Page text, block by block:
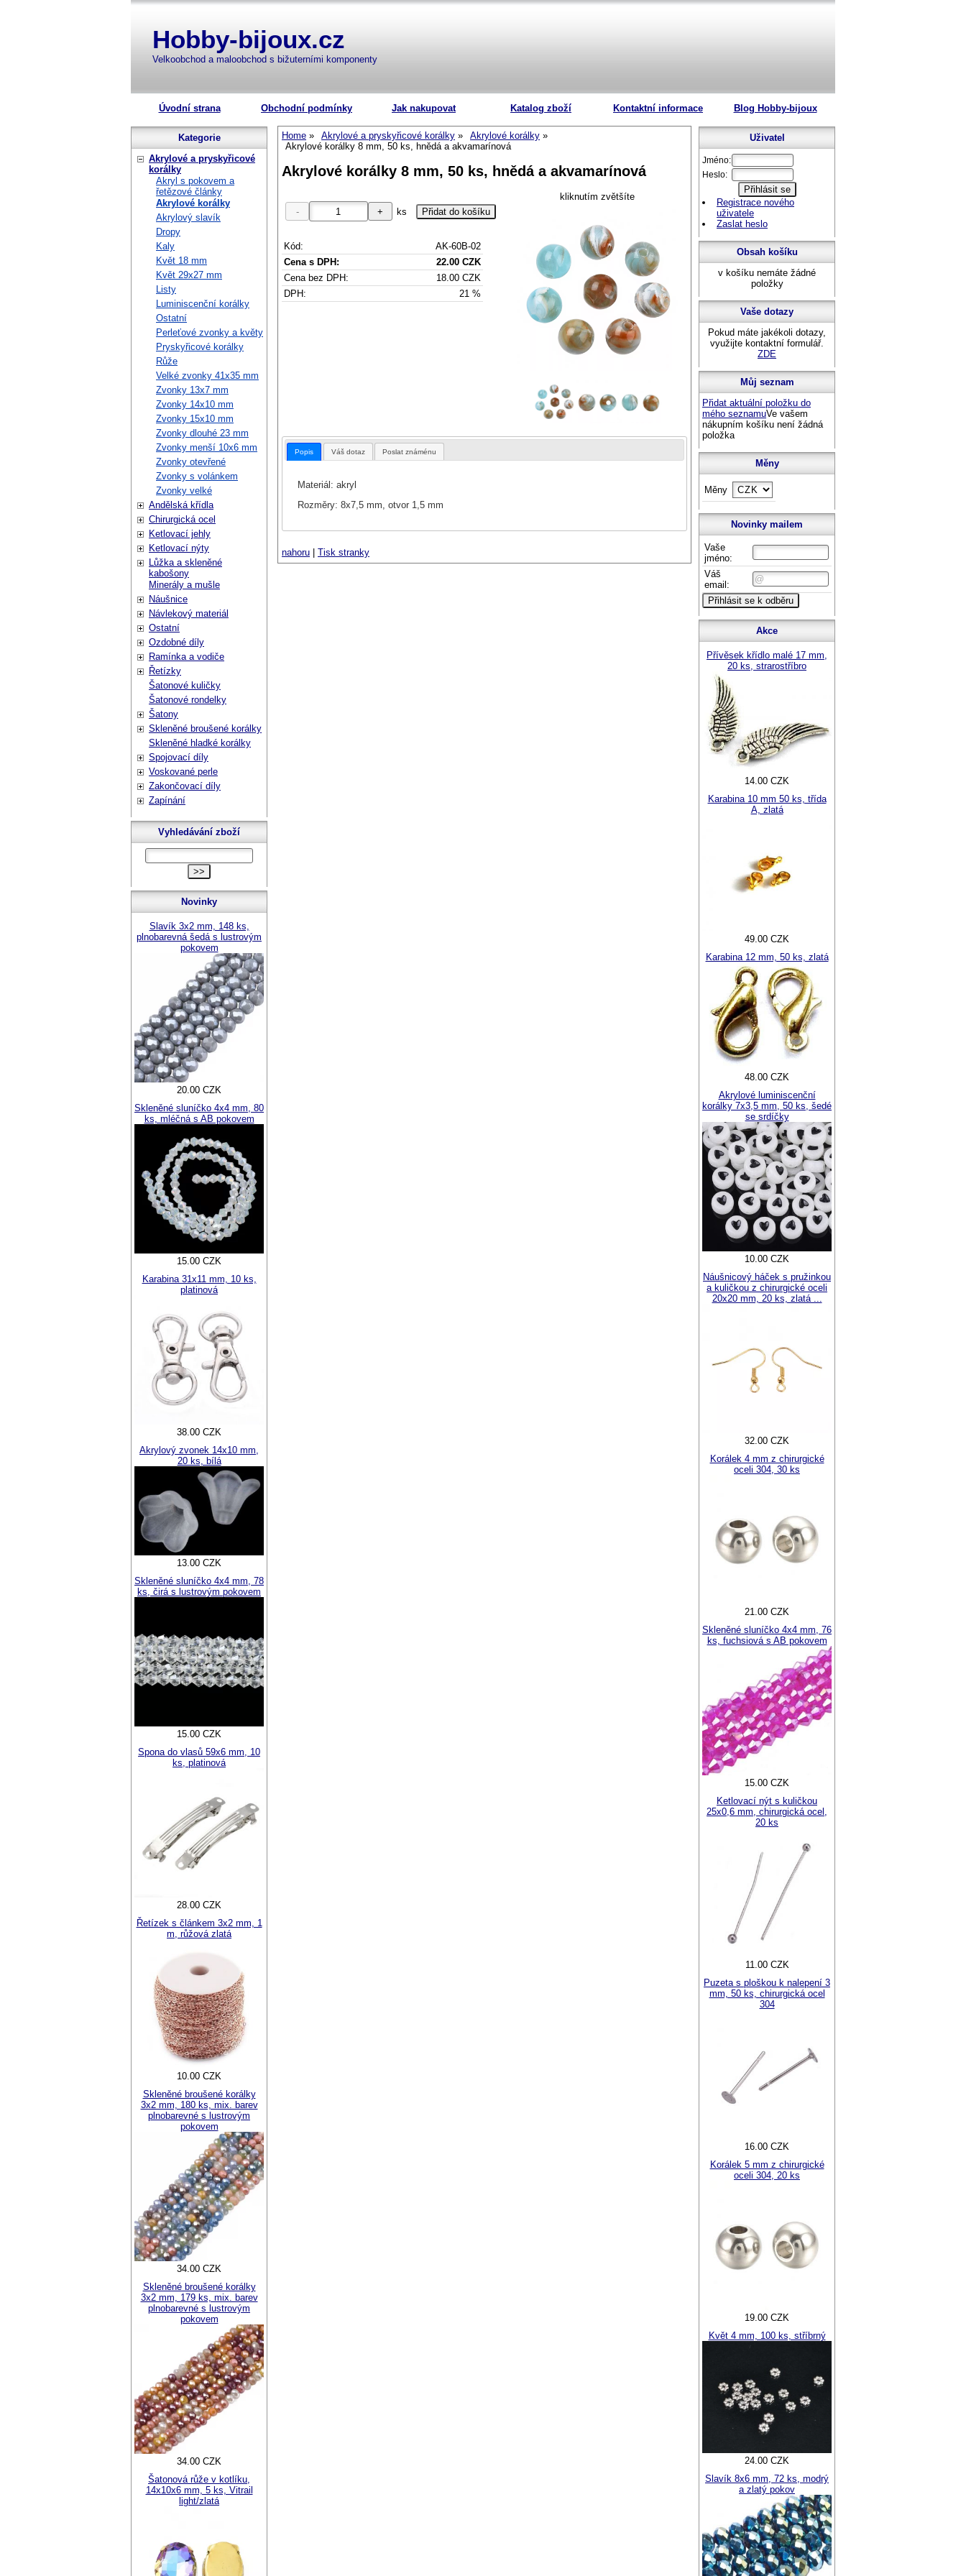
Hobby-bijoux.cz
Velkoobchod a maloobchod s bižuterními komponenty
Úvodní strana Obchodní podmínky Jak nakupovat Katalog zboží Kontaktní informace Blog Hobby-bijoux
Home Akrylové a pryskyřicové korálky
Akrylové korálky
Akrylové korálky 8 mm, 50 ks, hnědá a akvamarínová
Akrylové korálky 8 mm, 50 ks, hnědá a akvamarínová
kliknutím zvětšíte
ks
Kód:
AK-60B-02
Cena s DPH:
22.00 CZK
Cena bez DPH:
18.00 CZK
DPH:
21 %
Popis Váš dotaz Poslat známénu
Materiál: akryl
Rozměry: 8x7,5 mm, otvor 1,5 mm
nahoru Tisk stranky
Kategorie
Akrylové a pryskyřicové
korálky
Akryl s pokovem a
řetězové články
Akrylové korálky
Akrylový slavík
Dropy
Kaly
Květ 18 mm
Květ 29x27 mm
Listy
Luminiscenční korálky
Ostatní
Perleťové zvonky a květy
Pryskyřicové korálky
Růže
Velké zvonky 41x35 mm
Zvonky 13x7 mm
Zvonky 14x10 mm
Zvonky 15x10 mm
Zvonky dlouhé 23 mm
Zvonky menší 10x6 mm
Zvonky otevřené
Zvonky s volánkem
Zvonky velké
Andělská křídla
Chirurgická ocel
Ketlovací jehly
Ketlovací nýty
Lůžka a skleněné
kabošony
Minerály a mušle
Náušnice
Návlekový materiál
Ostatní
Ozdobné díly
Ramínka a vodiče
Řetízky
Šatonové kuličky
Šatonové rondelky
Šatony
Skleněné broušené korálky
Skleněné hladké korálky
Spojovací díly
Voskované perle
Zakončovací díly
Zapínání
Vyhledávání zboží
Novinky
Slavík 3x2 mm, 148 ks,
plnobarevná šedá s lustrovým
pokovem
20.00 CZK
Skleněné sluníčko 4x4 mm, 80
ks, mléčná s AB pokovem
15.00 CZK
Karabina 31x11 mm, 10 ks,
platinová
38.00 CZK
Akrylový zvonek 14x10 mm,
20 ks, bílá
13.00 CZK
Skleněné sluníčko 4x4 mm, 78
ks, čirá s lustrovým pokovem
15.00 CZK
Spona do vlasů 59x6 mm, 10
ks, platinová
28.00 CZK
Řetízek s článkem 3x2 mm, 1
m, růžová zlatá
10.00 CZK
Skleněné broušené korálky
3x2 mm, 180 ks, mix. barev
plnobarevné s lustrovým
pokovem
34.00 CZK
Skleněné broušené korálky
3x2 mm, 179 ks, mix. barev
plnobarevné s lustrovým
pokovem
34.00 CZK
Šatonová růže v kotlíku,
14x10x6 mm, 5 ks, Vitrail
light/zlatá
Uživatel
Jméno:
Heslo:
Registrace nového
uživatele
Zaslat heslo
Obsah košíku
v košíku nemáte žádné
položky
Vaše dotazy
Pokud máte jakékoli dotazy,
využijte kontaktní formulář.
ZDE
Můj seznam
Přidat aktuální položku do
mého seznamuVe vašem
nákupním košíku není žádná
položka
Měny
Měny
Novinky mailem
Vaše
jméno:
Váš
email:
Akce
Přívěsek křídlo malé 17 mm,
20 ks, strarostříbro
14.00 CZK
Karabina 10 mm 50 ks, třída
A, zlatá
49.00 CZK
Karabina 12 mm, 50 ks, zlatá
48.00 CZK
Akrylové luminiscenční
korálky 7x3,5 mm, 50 ks, šedé
se srdíčky
10.00 CZK
Náušnicový háček s pružinkou
a kuličkou z chirurgické oceli
20x20 mm, 20 ks, zlatá ...
32.00 CZK
Korálek 4 mm z chirurgické
oceli 304, 30 ks
21.00 CZK
Skleněné sluníčko 4x4 mm, 76
ks, fuchsiová s AB pokovem
15.00 CZK
Ketlovací nýt s kuličkou
25x0,6 mm, chirurgická ocel,
20 ks
11.00 CZK
Puzeta s ploškou k nalepení 3
mm, 50 ks, chirurgická ocel
304
16.00 CZK
Korálek 5 mm z chirurgické
oceli 304, 20 ks
19.00 CZK
Květ 4 mm, 100 ks, stříbrný
24.00 CZK
Slavík 8x6 mm, 72 ks, modrý
a zlatý pokov